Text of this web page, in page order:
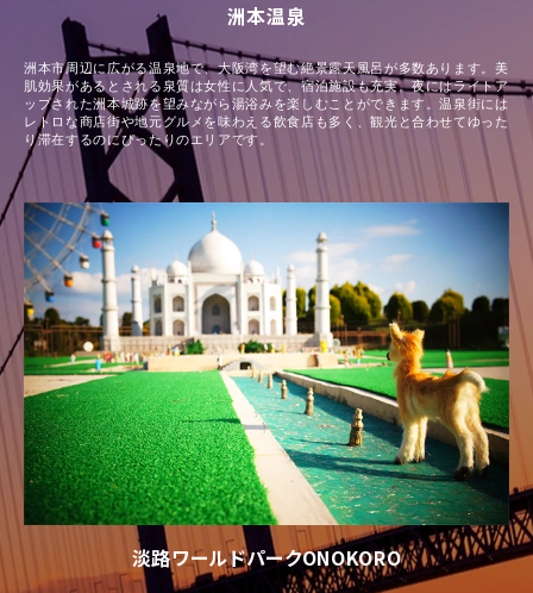
洲本温泉
洲本市周辺に広がる温泉地で、大阪湾を望む絶景露天風呂が多数あります。美
肌効果があるとされる泉質は女性に人気で、宿泊施設も充実。夜にはライトア
ップされた洲本城跡を望みながら湯浴みを楽しむことができます。温泉街には
レトロな商店街や地元グルメを味わえる飲食店も多く、観光と合わせてゆった
り滞在するのにぴったりのエリアです。
淡路ワールドパークONOKORO